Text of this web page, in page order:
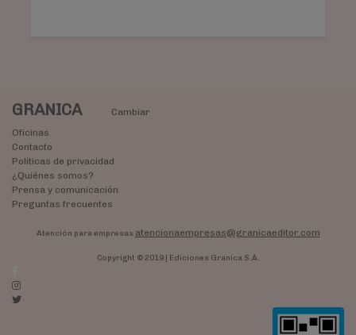
GRANICA
Cambiar
Oficinas
Contacto
Políticas de privacidad
¿Quiénes somos?
Prensa y comunicación
Preguntas frecuentes
Atención para empresas atencionaempresas@granicaeditor.com
Copyright © 2019 | Ediciones Granica S.A.